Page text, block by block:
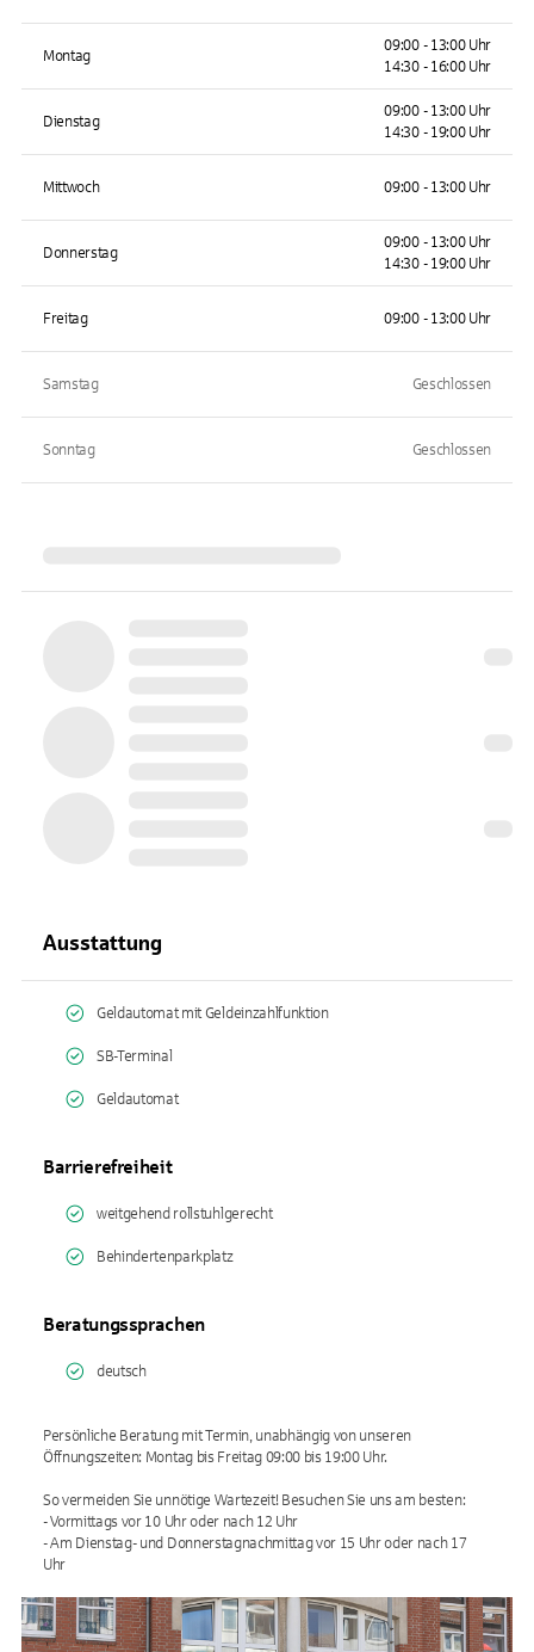
Montag
09:00 - 13:00 Uhr
14:30 - 16:00 Uhr
Dienstag
09:00 - 13:00 Uhr
14:30 - 19:00 Uhr
Mittwoch 09:00 - 13:00 Uhr
Donnerstag
09:00 - 13:00 Uhr
14:30 - 19:00 Uhr
Freitag 09:00 - 13:00 Uhr
Samstag Geschlossen
Sonntag Geschlossen
Ausstattung
Geldautomat mit Geldeinzahlfunktion
SB-Terminal
Geldautomat
Barrierefreiheit
weitgehend rollstuhlgerecht
Behindertenparkplatz
Beratungssprachen
deutsch
Persönliche Beratung mit Termin, unabhängig von unseren
Öffnungszeiten: Montag bis Freitag 09:00 bis 19:00 Uhr.
So vermeiden Sie unnötige Wartezeit! Besuchen Sie uns am besten:
- Vormittags vor 10 Uhr oder nach 12 Uhr
- Am Dienstag- und Donnerstagnachmittag vor 15 Uhr oder nach 17